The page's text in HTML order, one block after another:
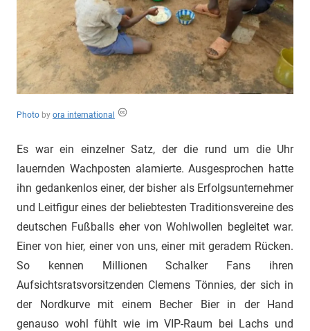
"Spukschloss
Deutschland"
Photo by ora international
Es war ein einzelner Satz, der die rund um die Uhr
lauernden Wachposten alamierte. Ausgesprochen hatte
ihn gedankenlos einer, der bisher als Erfolgsunternehmer
und Leitfigur eines der beliebtesten Traditionsvereine des
deutschen Fußballs eher von Wohlwollen begleitet war.
Einer von hier, einer von uns, einer mit geradem Rücken.
So kennen Millionen Schalker Fans ihren
Aufsichtsratsvorsitzenden Clemens Tönnies, der sich in
der Nordkurve mit einem Becher Bier in der Hand
genauso wohl fühlt wie im VIP-Raum bei Lachs und